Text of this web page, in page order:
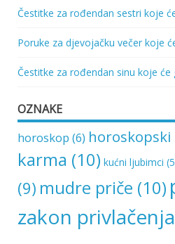
Čestitke za rođendan sestri koje
Poruke za djevojačku večer koje
Čestitke za rođendan sinu koje će
OZNAKE
horoskop (6) horoskopski
karma (10) kućni ljubimci
(9) mudre priče (10)
zakon privlačenja